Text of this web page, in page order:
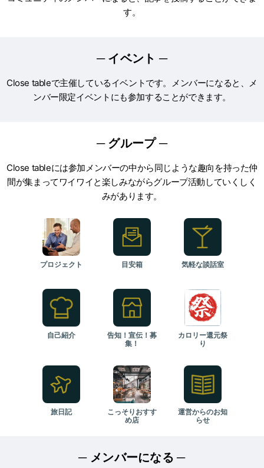
す。
─ イベント ─
Close tableで主催しているイベントです。 メンバーになると、 メ
ンバー限定イベント にも参加することができます。
─ グループ ─
Close tableには参加メンバーの中から同じような趣向を持った仲
間が集まってワイワイと楽しみながらグループ活動していくしく
みがあります。
プロジェクト 目安箱 気軽な談話室
自己紹介
告知！宣伝！募
集！
カロリー還元祭
り
旅日記
こっそりおすす
め店
運営からのお知
らせ
─ メンバーになる ─